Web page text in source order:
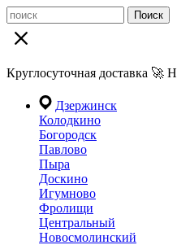
Поиск
Круглосуточная доставка 🚀
Дзержинск
Колодкино
Богородск
Павлово
Пыра
Доскино
Игумново
Фролищи
Центральный
Новосмолинский